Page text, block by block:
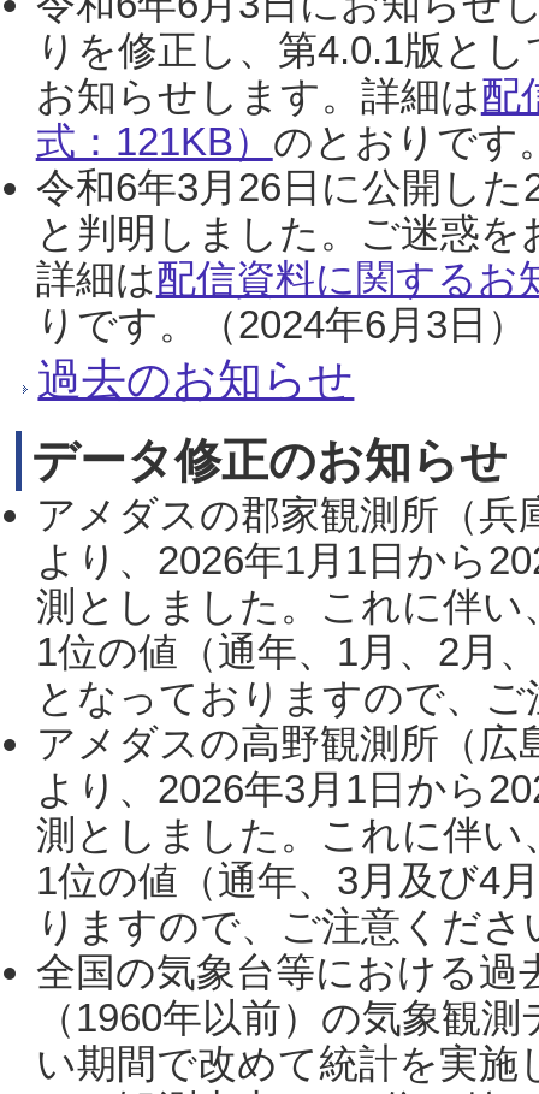
りを修正し、第4.0.1版と
お知らせします。詳細は配
式：121KB） のとおりです
令和6年3月26日に公開し
と判明しました。ご迷惑
詳細は配信資料に関するお
りです。（2024年6月3日）
過去のお知らせ
データ修正のお知らせ
アメダスの郡家観測所（
より、2026年1月1日から
測としました。これに伴い
1位の値（通年、1月、2月
となっておりますので、
アメダスの高野観測所（
より、2026年3月1日から
測としました。これに伴い
1位の値（通年、3月及び4
りますので、ご注意くだ
全国の気象台等における過
（1960年以前）の気象観
い期間で改めて統計を実